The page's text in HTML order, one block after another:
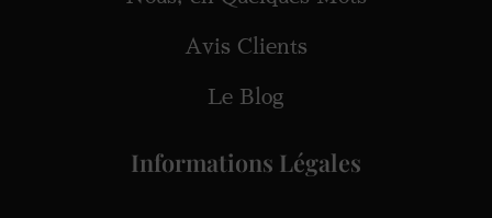
Avis Clients
Le Blog
Informations Légales